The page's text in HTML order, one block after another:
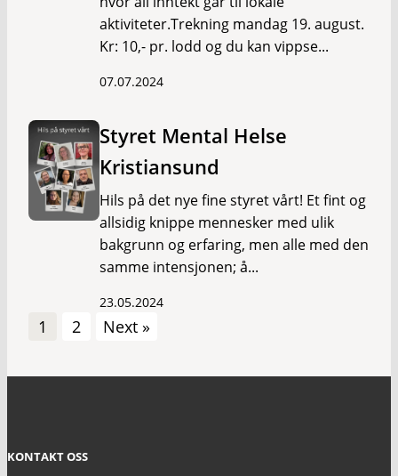
aktiviteter.Trekning mandag 19. august.
Kr: 10,- pr. lodd og du kan vippse...
07.07.2024
Styret Mental Helse
Kristiansund
Hils på det nye fine styret vårt! Et fint og
allsidig knippe mennesker med ulik
bakgrunn og erfaring, men alle med den
samme intensjonen; å...
23.05.2024
1 2 Next »
KONTAKT OSS